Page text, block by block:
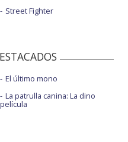
Street Fighter
El último mono
La patrulla canina: La dino
película